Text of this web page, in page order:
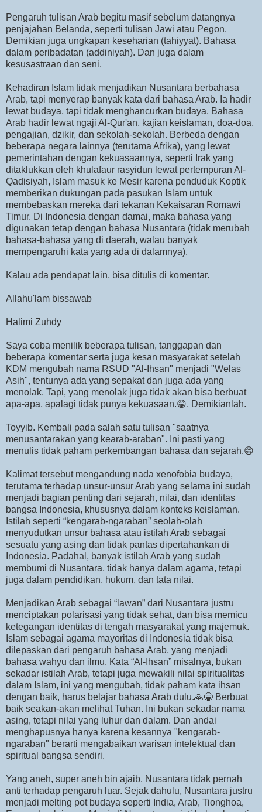
Pengaruh tulisan Arab begitu masif sebelum datangnya
penjajahan Belanda, seperti tulisan Jawi atau Pegon.
Demikian juga ungkapan keseharian (tahiyyat). Bahasa
dalam peribadatan (addiniyah). Dan juga dalam
kesusastraan dan seni.
Kehadiran Islam tidak menjadikan Nusantara berbahasa
Arab, tapi menyerap banyak kata dari bahasa Arab. Ia hadir
lewat budaya, tapi tidak menghancurkan budaya. Bahasa
Arab hadir lewat ngaji Al-Qur'an, kajian keislaman, doa-doa,
pengajian, dzikir, dan sekolah-sekolah. Berbeda dengan
beberapa negara lainnya (terutama Afrika), yang lewat
pemerintahan dengan kekuasaannya, seperti Irak yang
ditaklukkan oleh khulafaur rasyidun lewat pertempuran Al-
Qadisiyah, Islam masuk ke Mesir karena penduduk Koptik
memberikan dukungan pada pasukan Islam untuk
membebaskan mereka dari tekanan Kekaisaran Romawi
Timur. Di Indonesia dengan damai, maka bahasa yang
digunakan tetap dengan bahasa Nusantara (tidak merubah
bahasa-bahasa yang di daerah, walau banyak
mempengaruhi kata yang ada di dalamnya).
Kalau ada pendapat lain, bisa ditulis di komentar.
Allahu'lam bissawab
Halimi Zuhdy
Saya coba menilik beberapa tulisan, tanggapan dan
beberapa komentar serta juga kesan masyarakat setelah
KDM mengubah nama RSUD "Al-Ihsan" menjadi "Welas
Asih", tentunya ada yang sepakat dan juga ada yang
menolak. Tapi, yang menolak juga tidak akan bisa berbuat
apa-apa, apalagi tidak punya kekuasaan.😁. Demikianlah.
Toyyib. Kembali pada salah satu tulisan "saatnya
menusantarakan yang kearab-araban". Ini pasti yang
menulis tidak paham perkembangan bahasa dan sejarah.😁
Kalimat tersebut mengandung nada xenofobia budaya,
terutama terhadap unsur-unsur Arab yang selama ini sudah
menjadi bagian penting dari sejarah, nilai, dan identitas
bangsa Indonesia, khususnya dalam konteks keislaman.
Istilah seperti “kengarab-ngaraban” seolah-olah
menyudutkan unsur bahasa atau istilah Arab sebagai
sesuatu yang asing dan tidak pantas dipertahankan di
Indonesia. Padahal, banyak istilah Arab yang sudah
membumi di Nusantara, tidak hanya dalam agama, tetapi
juga dalam pendidikan, hukum, dan tata nilai.
Menjadikan Arab sebagai “lawan” dari Nusantara justru
menciptakan polarisasi yang tidak sehat, dan bisa memicu
ketegangan identitas di tengah masyarakat yang majemuk.
Islam sebagai agama mayoritas di Indonesia tidak bisa
dilepaskan dari pengaruh bahasa Arab, yang menjadi
bahasa wahyu dan ilmu. Kata “Al-Ihsan” misalnya, bukan
sekadar istilah Arab, tetapi juga mewakili nilai spiritualitas
dalam Islam, ini yang mengubah, tidak paham kata ihsan
dengan baik, harus belajar bahasa Arab dulu.🙏😁 Berbuat
baik seakan-akan melihat Tuhan. Ini bukan sekadar nama
asing, tetapi nilai yang luhur dan dalam. Dan andai
menghapusnya hanya karena kesannya "kengarab-
ngaraban" berarti mengabaikan warisan intelektual dan
spiritual bangsa sendiri.
Yang aneh, super aneh bin ajaib. Nusantara tidak pernah
anti terhadap pengaruh luar. Sejak dahulu, Nusantara justru
menjadi melting pot budaya seperti India, Arab, Tionghoa,